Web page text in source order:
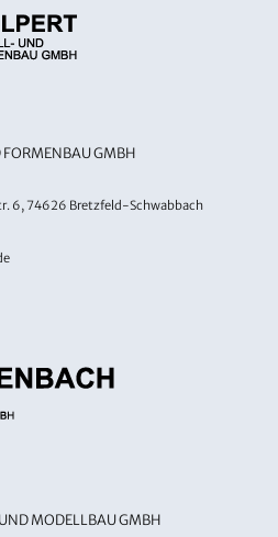
GMBH
6, 74626 Bretzfeld-Schwabbach
MODELLBAU GMBH